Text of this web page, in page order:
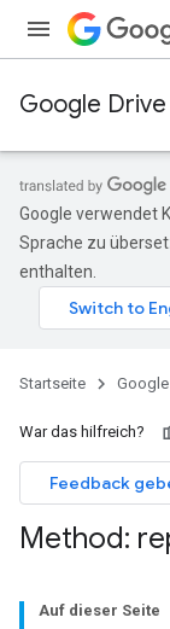
Google Drive
Google verwendet
Sprache zu
enthalten.
Startseite
War das hilfreich?
Feedback
Method:
Auf dieser Seite